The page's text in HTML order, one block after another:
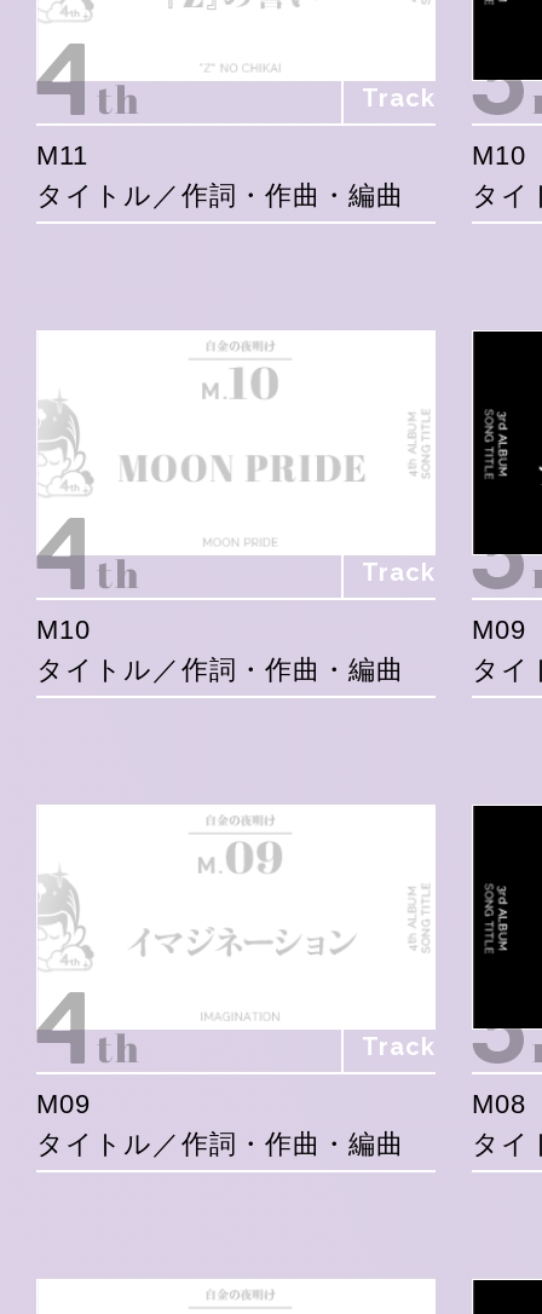
Track
M11
タイトル／作詞・作曲・編曲
M10
タイ
Track
M10
タイトル／作詞・作曲・編曲
M09
タイ
Track
M09
タイトル／作詞・作曲・編曲
M08
タイ